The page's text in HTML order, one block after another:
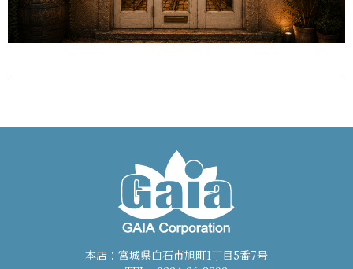
本店：宮城県白石市旭町1丁目5番7号